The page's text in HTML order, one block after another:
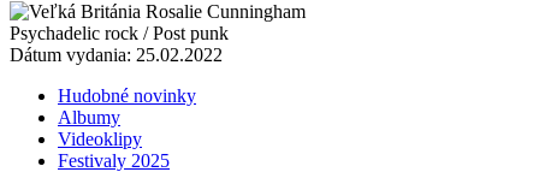
Rosalie Cunningham
Psychadelic rock / Post punk
Dátum vydania: 25.02.2022
Hudobné novinky
Albumy
Videoklipy
Festivaly 2025